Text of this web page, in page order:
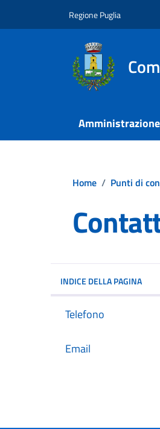
Regione Puglia
Amministrazione
Home / Punti di
INDICE DELLA PAGINA
Telefono
Email